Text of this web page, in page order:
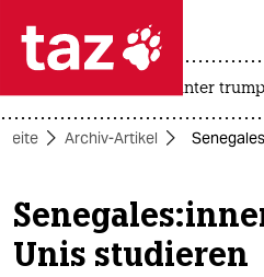
 taz zahl
taz zahl ich
themen
politik
usa unter trump
Archiv-Artikel
Unis studieren